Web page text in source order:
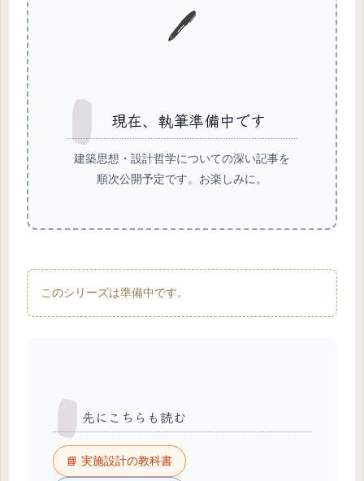
🖊️
現在、執筆準備中です
建築思想・設計哲学についての深い記事を
順次公開予定です。お楽しみに。
このシリーズは準備中です。
先にこちらも読む
📘 実施設計の教科書